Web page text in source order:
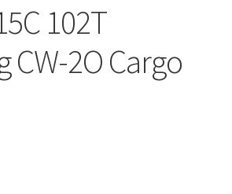
102T
CW-2O Cargo